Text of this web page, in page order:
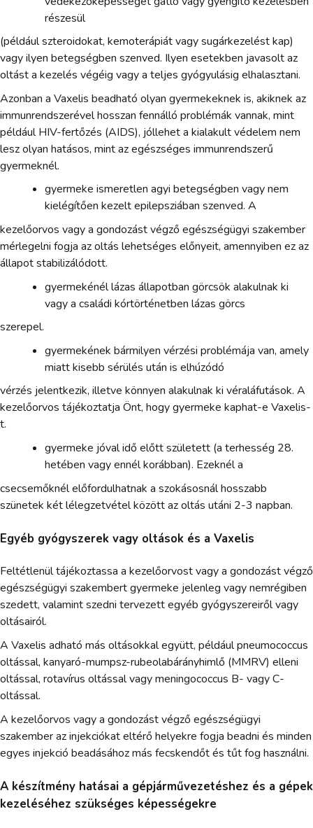
részesül
(például szteroidokat, kemoterápiát vagy sugárkezelést kap)
vagy ilyen betegségben szenved. Ilyen esetekben javasolt az
oltást a kezelés végéig vagy a teljes gyógyulásig elhalasztani.
Azonban a Vaxelis beadható olyan gyermekeknek is, akiknek az
immunrendszerével hosszan fennálló problémák vannak, mint
például HIV-fertőzés (AIDS), jóllehet a kialakult védelem nem
lesz olyan hatásos, mint az egészséges immunrendszerű
gyermeknél.
gyermeke ismeretlen agyi betegségben vagy nem
kielégítően kezelt epilepsziában szenved. A
kezelőorvos vagy a gondozást végző egészségügyi szakember
mérlegelni fogja az oltás lehetséges előnyeit, amennyiben ez az
állapot stabilizálódott.
gyermekénél lázas állapotban görcsök alakulnak ki
vagy a családi kórtörténetben lázas görcs
szerepel.
gyermekének bármilyen vérzési problémája van, amely
miatt kisebb sérülés után is elhúzódó
vérzés jelentkezik, illetve könnyen alakulnak ki véraláfutások. A
kezelőorvos tájékoztatja Önt, hogy gyermeke kaphat-e Vaxelis-
t.
gyermeke jóval idő előtt született (a terhesség 28.
hetében vagy ennél korábban). Ezeknél a
csecsemőknél előfordulhatnak a szokásosnál hosszabb
szünetek két lélegzetvétel között az oltás utáni 2-3 napban.
Egyéb gyógyszerek vagy oltások és a Vaxelis
Feltétlenül tájékoztassa a kezelőorvost vagy a gondozást végző
egészségügyi szakembert gyermeke jelenleg vagy nemrégiben
szedett, valamint szedni tervezett egyéb gyógyszereiről vagy
oltásairól.
A Vaxelis adható más oltásokkal együtt, például pneumococcus
oltással, kanyaró-mumpsz-rubeolabárányhimlő (MMRV) elleni
oltással, rotavírus oltással vagy meningococcus B- vagy C-
oltással.
A kezelőorvos vagy a gondozást végző egészségügyi
szakember az injekciókat eltérő helyekre fogja beadni és minden
egyes injekció beadásához más fecskendőt és tűt fog használni.
A készítmény hatásai a gépjárművezetéshez és a gépek
kezeléséhez szükséges képességekre